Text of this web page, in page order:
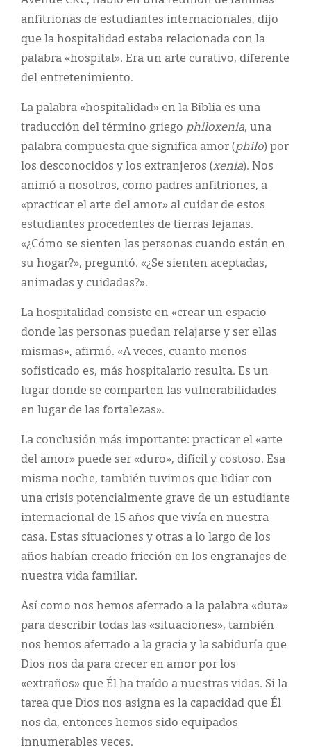
anfitrionas de estudiantes internacionales, dijo
que la hospitalidad estaba relacionada con la
palabra «hospital». Era un arte curativo, diferente
del entretenimiento.
La palabra «hospitalidad» en la Biblia es una
traducción del término griego philoxenia, una
palabra compuesta que significa amor (philo) por
los desconocidos y los extranjeros (xenia). Nos
animó a nosotros, como padres anfitriones, a
«practicar el arte del amor» al cuidar de estos
estudiantes procedentes de tierras lejanas.
«¿Cómo se sienten las personas cuando están en
su hogar?», preguntó. «¿Se sienten aceptadas,
animadas y cuidadas?».
La hospitalidad consiste en «crear un espacio
donde las personas puedan relajarse y ser ellas
mismas», afirmó. «A veces, cuanto menos
sofisticado es, más hospitalario resulta. Es un
lugar donde se comparten las vulnerabilidades
en lugar de las fortalezas».
La conclusión más importante: practicar el «arte
del amor» puede ser «duro», difícil y costoso. Esa
misma noche, también tuvimos que lidiar con
una crisis potencialmente grave de un estudiante
internacional de 15 años que vivía en nuestra
casa. Estas situaciones y otras a lo largo de los
años habían creado fricción en los engranajes de
nuestra vida familiar.
Así como nos hemos aferrado a la palabra «dura»
para describir todas las «situaciones», también
nos hemos aferrado a la gracia y la sabiduría que
Dios nos da para crecer en amor por los
«extraños» que Él ha traído a nuestras vidas. Si la
tarea que Dios nos asigna es la capacidad que Él
nos da, entonces hemos sido equipados
innumerables veces.